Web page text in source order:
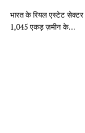
भारत के रियल एस्टेट सेक्टर
1,045 एकड़ ज़मीन के…